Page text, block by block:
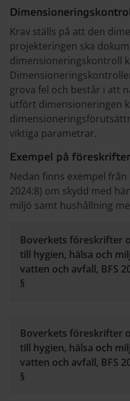
Krav ställs på att den
projekteringen ska
dimensioneringskontroll
grova fel och består i att
utfört dimensioneringen
viktiga parametrar.
Exempel på föreskrifter
Nedan finns exempel
2024:8) om skydd med
miljö samt hushållning
Boverkets föreskrifter
till hygien, hälsa och
vatten och avfall, BFS
§
Boverkets föreskrifter
till hygien, hälsa och
vatten och avfall, BFS
§